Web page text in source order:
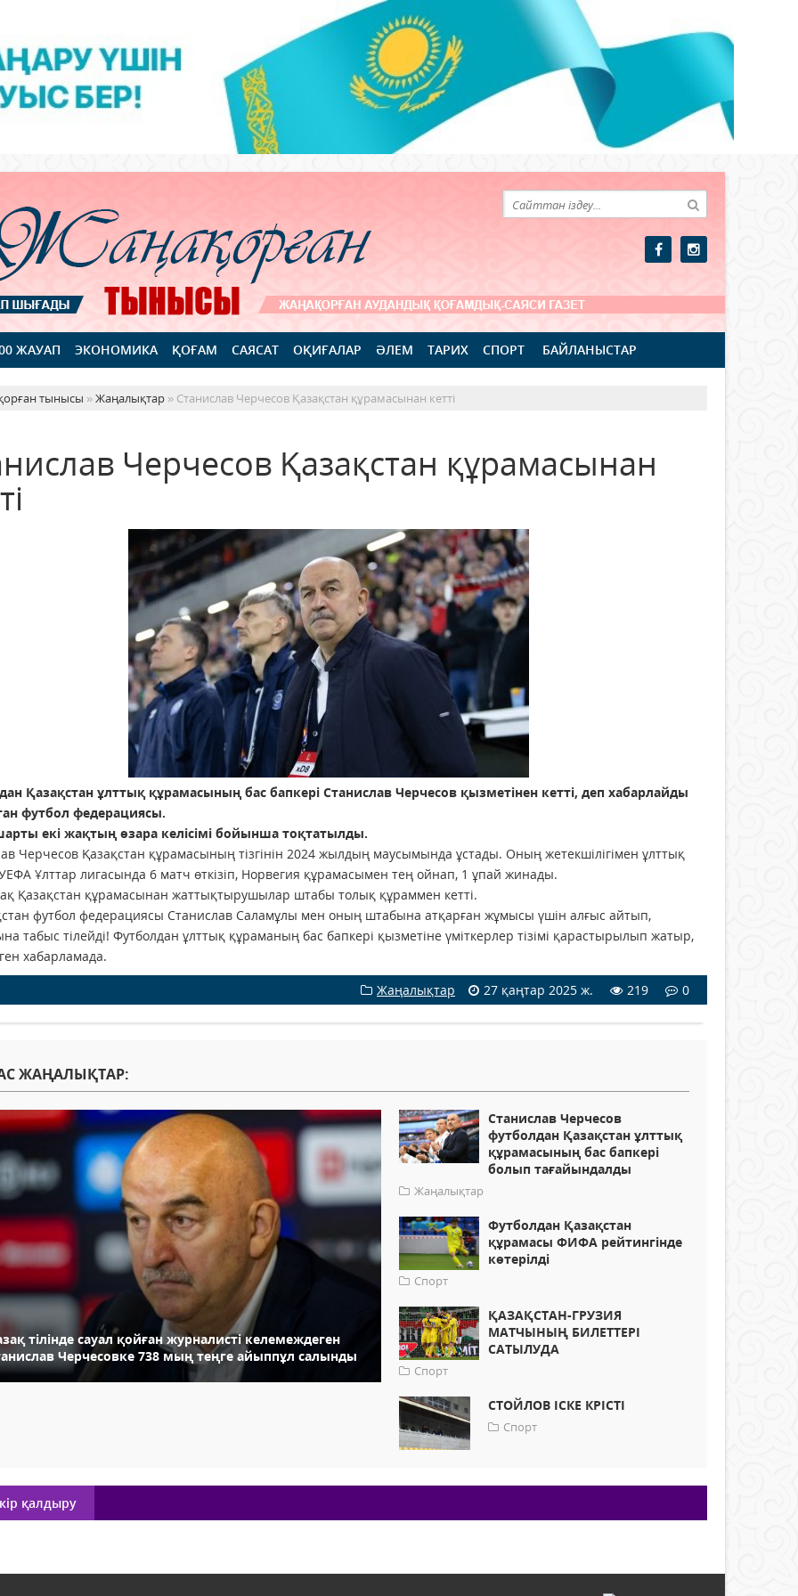
ЖАУАП ЭКОНОМИКА ҚОҒАМ САЯСАТ ОҚИҒАЛАР ӘЛЕМ ТАРИХ СПОРТ БАЙЛАНЫСТАР
тынысы »Жаңалықтар » Станислав Черчесов Қазақстан құрамасынан кетті
Черчесов Қазақстан құрамасынан
Қазақстан ұлттық құрамасының бас бапкері Станислав Черчесов қызметінен кетті, деп хабарлайды
футбол федерациясы.
екі жақтың өзара келісімі бойынша тоқтатылды.
Черчесов Қазақстан құрамасының тізгінін 2024 жылдың маусымында ұстады. Оның жетекшілігімен ұлттық
Ұлттар лигасында 6 матч өткізіп, Норвегия құрамасымен тең ойнап, 1 ұпай жинады.
Қазақстан құрамасынан жаттықтырушылар штабы толық құраммен кетті.
футбол федерациясы Станислав Саламұлы мен оның штабына атқарған жұмысы үшін алғыс айтып,
табыс тілейді! Футболдан ұлттық құраманың бас бапкері қызметіне үміткерлер тізімі қарастырылып жатыр,
хабарламада.
Жаңалықтар
27 қаңтар 2025 ж. 219 0
ЖАҢАЛЫҚТАР:
тілінде сауал қойған журналисті келемеждеген
Черчесовке 738 мың теңге айыппұл салынды
Станислав Черчесов
футболдан Қазақстан ұлттық
құрамасының бас бапкері
болып тағайындалды
Жаңалықтар
Футболдан Қазақстан
құрамасы ФИФА рейтингінде
көтерілді
Спорт
ҚАЗАҚСТАН-ГРУЗИЯ
МАТЧЫНЫҢ БИЛЕТТЕРІ
САТЫЛУДА
Спорт
СТОЙЛОВ ІСКЕ КРІСТІ
Спорт
қалдыру